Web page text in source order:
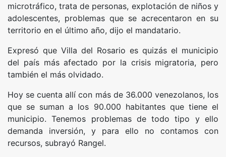
microtráfico, trata de personas, explotación de niños y
adolescentes, problemas que se acrecentaron en su
territorio en el último año, dijo el mandatario.
Expresó que Villa del Rosario es quizás el municipio
del país más afectado por la crisis migratoria, pero
también el más olvidado.
Hoy se cuenta allí con más de 36.000 venezolanos, los
que se suman a los 90.000 habitantes que tiene el
municipio. Tenemos problemas de todo tipo y ello
demanda inversión, y para ello no contamos con
recursos, subrayó Rangel.